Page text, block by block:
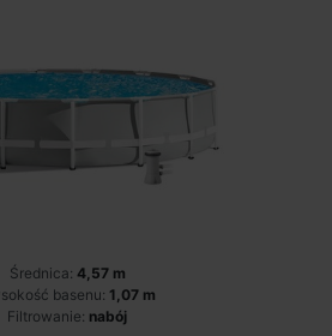
Średnica: 4,57 m
basenu: 1,07 m
Filtrowanie: nabój